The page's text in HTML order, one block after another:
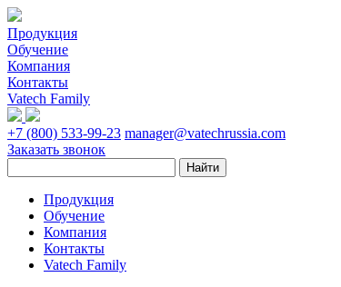
Продукция
Обучение
Компания
Контакты
Vatech Family
+7 (800) 533-99-23 manager@vatechrussia.com
Заказать звонок
Продукция
Обучение
Компания
Контакты
Vatech Family